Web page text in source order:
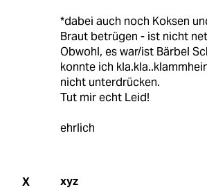
*dabei auch noch Koksen
Braut betrügen - ist nicht
Obwohl, es war/ist Bärbel
konnte ich
nicht unterdrücken.
Tut mir echt Leid!
ehrlich
X xyz